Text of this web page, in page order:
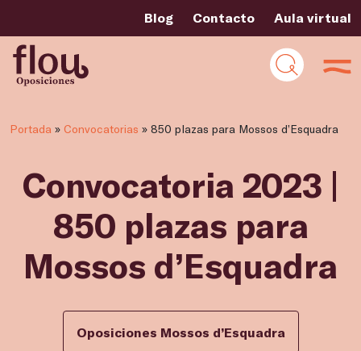
Blog Contacto Aula virtual
Portada » Convocatorias » 850 plazas para Mossos d’Esquadra
Convocatoria 2023 |
850 plazas para
Mossos d’Esquadra
Oposiciones Mossos d’Esquadra